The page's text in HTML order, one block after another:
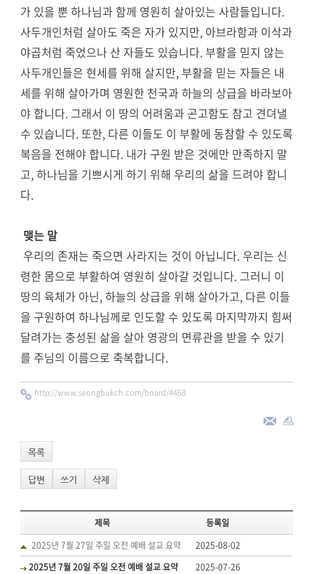
가 있을 뿐 하나님과 함께 영원히 살아있는 사람들입니다.
사두개인처럼 살아도 죽은 자가 있지만, 아브라함과 이삭과
야곱처럼 죽었으나 산 자들도 있습니다. 부활을 믿지 않는
사두개인들은 현세를 위해 살지만, 부활을 믿는 자들은 내
세를 위해 살아가며 영원한 천국과 하늘의 상급을 바라보아
야 합니다. 그래서 이 땅의 어려움과 곤고함도 참고 견뎌낼
수 있습니다. 또한, 다른 이들도 이 부활에 동참할 수 있도록
복음을 전해야 합니다. 내가 구원 받은 것에만 만족하지 말
고, 하나님을 기쁘시게 하기 위해 우리의 삶을 드려야 합니
다.
맺는 말
우리의 존재는 죽으면 사라지는 것이 아닙니다. 우리는 신
령한 몸으로 부활하여 영원히 살아갈 것입니다. 그러니 이
땅의 육체가 아닌, 하늘의 상급을 위해 살아가고, 다른 이들
을 구원하여 하나님께로 인도할 수 있도록 마지막까지 힘써
달려가는 충성된 삶을 살아 영광의 면류관을 받을 수 있기
를 주님의 이름으로 축복합니다.​
http://www.seongbukch.com/board/4468
목록
답변 쓰기 삭제
제목
등록일
2025년 7월 27일 주일 오전 예배 설교 요약
2025-08-02
2025년 7월 20일 주일 오전 예배 설교 요약
2025-07-26